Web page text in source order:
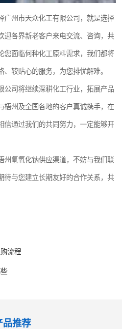
广州市天众化工有限公司，就是选择
迎各界新老客户来电交流、咨询，共
您面临何种化工原料需求，我们都将
较贴心的服务，为您排忧解难。
公司将继续深耕化工行业，拓展产品
梧州及全国各地的客户真诚携手，在
信通过我们的共同努力，一定能够开
州氢氧化钠供应渠道，不妨与我们联
待与您建立长期友好的合作关系，共
流程
品推荐